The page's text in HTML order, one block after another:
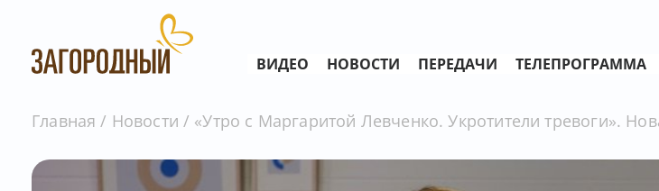
ВИДЕО НОВОСТИ ПЕРЕДАЧИ ТЕЛЕПРОГРАММА
Главная Новости «Утро с Маргаритой Левченко. Укротители тревоги».